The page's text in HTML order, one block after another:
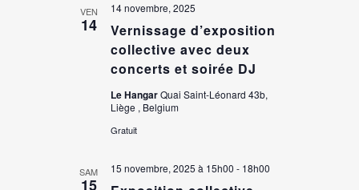
VEN
14
Vernissage d’exposition
collective avec deux
concerts et soirée DJ
14 novembre, 2025
Le HangarQuai Saint-Léonard 43b,
Liège , Belgium
Gratuit
SAM
15
15 novembre, 2025 à 15h00 - 18h00